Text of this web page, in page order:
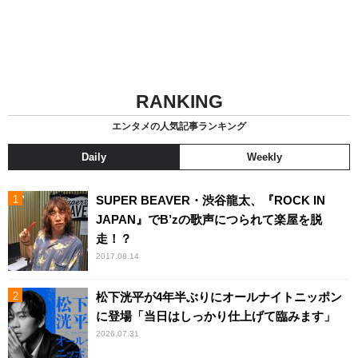
RANKING
エンタメの人気記事ランキング
Daily Weekly
SUPER BEAVER・渋谷龍太、『ROCK IN
JAPAN』でB’zの歌声につられて楽屋を脱
走！？
2017.08.14
松下洸平が4年半ぶりにオールナイトニッポン
に登場「当日はしっかり仕上げて臨みます」
2026.07.31